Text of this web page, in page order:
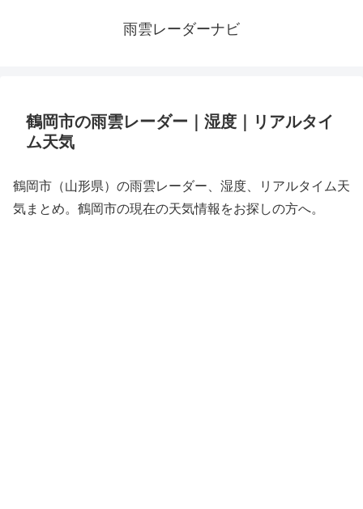
雨雲レーダーナビ
鶴岡市の雨雲レーダー｜湿度｜リアルタイ
ム天気
鶴岡市（山形県）の雨雲レーダー、湿度、リアルタイム天
気まとめ。鶴岡市の現在の天気情報をお探しの方へ。